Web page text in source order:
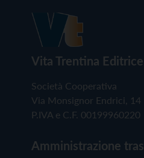
Vita Trentina Editrice
Società Cooperativa
Via Monsignor Endrici, 14
P.IVA e C.F. 00199960220
Amministrazione